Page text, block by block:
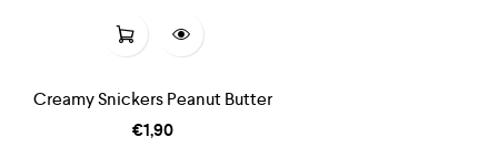
Creamy Snickers Peanut Butter
€1,90